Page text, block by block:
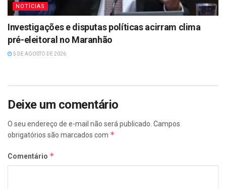
NOTÍCIAS
Investigações e disputas políticas acirram clima
pré-eleitoral no Maranhão
5 DE AGOSTO DE 2026
Deixe um comentário
O seu endereço de e-mail não será publicado. Campos
obrigatórios são marcados com *
Comentário *